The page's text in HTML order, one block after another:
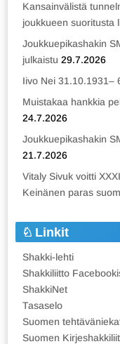
Kansainvälistä
joukkueen suoritusta
Joukkuepikashakin
julkaistu 29.7.2026
Iivo Nei 31.10.1931–
Muistakaa hankkia
24.7.2026
Joukkuepikashakin
21.7.2026
Vitaly Sivuk voitti
Keinänen paras
Linkit
Shakki-lehti
Shakkiliitto
ShakkiNet
Tasaselo
Suomen
Suomen